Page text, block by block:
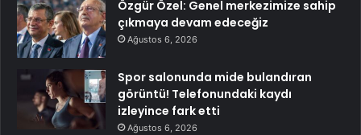
Özgür Özel: Genel merkezimize sahip
çıkmaya devam edeceğiz
Ağustos 6, 2026
Spor salonunda mide bulandıran
görüntü! Telefonundaki kaydı
izleyince fark etti
Ağustos 6, 2026